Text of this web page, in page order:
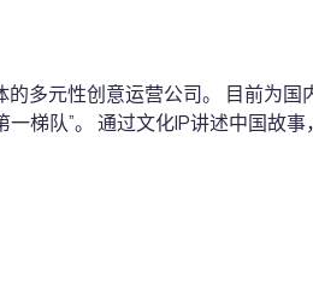
多元性创意运营公司。 目前为国
梯队”。 通过文化IP讲述中国故